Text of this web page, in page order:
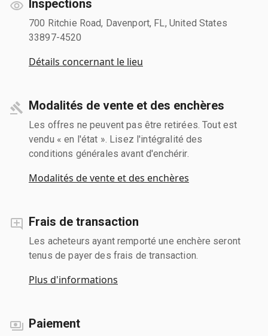
Inspections
700 Ritchie Road, Davenport, FL, United States
33897-4520
Détails concernant le lieu
Modalités de vente et des enchères
Les offres ne peuvent pas être retirées. Tout est
vendu « en l'état ». Lisez l'intégralité des
conditions générales avant d'enchérir.
Modalités de vente et des enchères
Frais de transaction
Les acheteurs ayant remporté une enchère seront
tenus de payer des frais de transaction.
Plus d'informations
Paiement